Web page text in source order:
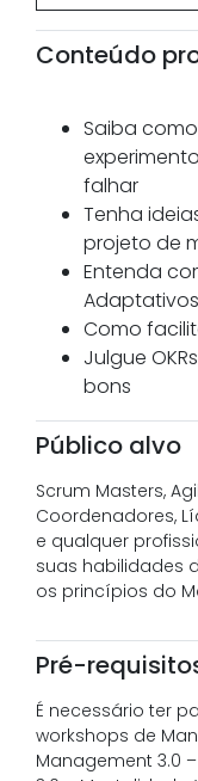
Conteúdo
Saiba
falhar
Tenha
projeto de
Entenda
Como
Julgue
bons
Público alvo
Scrum Masters,
Coordenadores,
e qualquer
suas habilidades
os princípios do
Pré-
É necessário ter
workshops de
Management 3.0